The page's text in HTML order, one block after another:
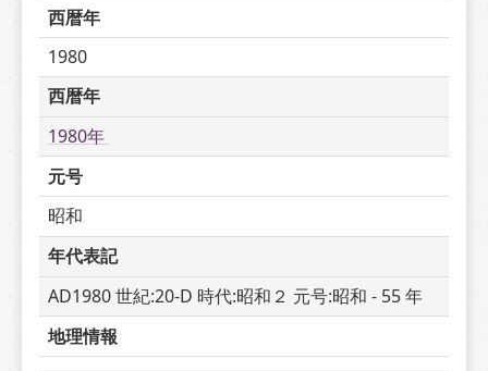
西暦年
1980
西暦年
1980年
元号
昭和
年代表記
AD1980 世紀:20-D 時代:昭和２ 元号:昭和 - 55 年
地理情報